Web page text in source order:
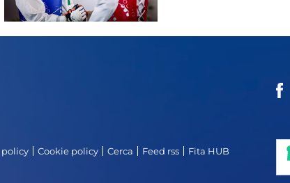
Mappa del
policy Cookie policy Cerca Feed rss Fita HUB